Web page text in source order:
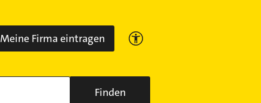
Meine Firma eintragen
Finden